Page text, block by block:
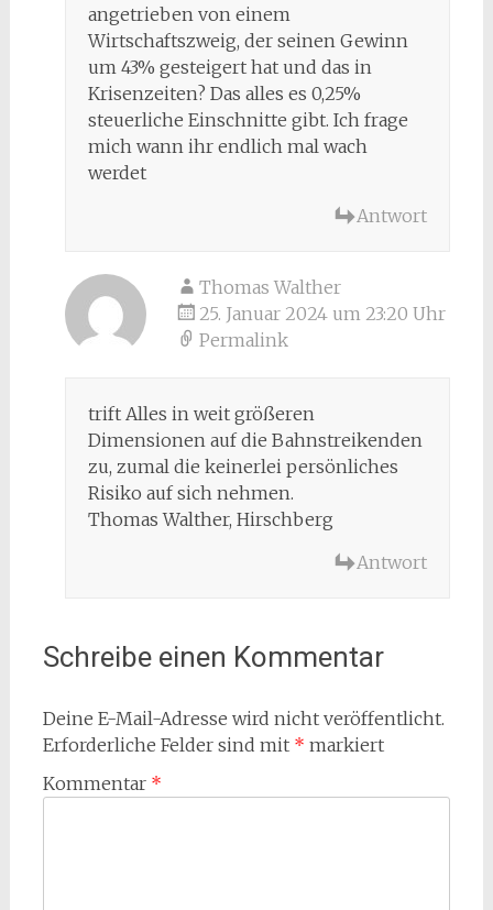
angetrieben von einem
Wirtschaftszweig, der seinen Gewinn
um 43% gesteigert hat und das in
Krisenzeiten? Das alles es 0,25%
steuerliche Einschnitte gibt. Ich frage
mich wann ihr endlich mal wach
werdet
Antwort
Thomas Walther
25. Januar 2024 um 23:20 Uhr
Permalink
trift Alles in weit größeren
Dimensionen auf die Bahnstreikenden
zu, zumal die keinerlei persönliches
Risiko auf sich nehmen.
Thomas Walther, Hirschberg
Antwort
Schreibe einen Kommentar
Deine E-Mail-Adresse wird nicht veröffentlicht.
Erforderliche Felder sind mit * markiert
Kommentar *